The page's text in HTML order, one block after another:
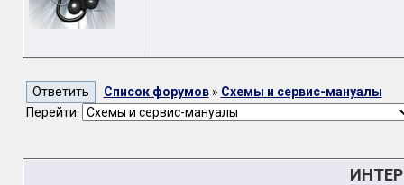
Список форумов» Схемы и сервис-мануалы
Перейти: